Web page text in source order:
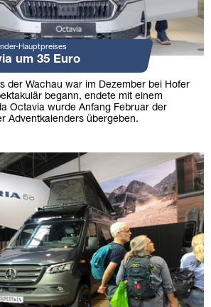
Hauptpreises
um 35 Euro
der Wachau war im Dezember bei Hofer
begann, endete mit einem
Octavia wurde Anfang Februar der
Adventkalenders übergeben.